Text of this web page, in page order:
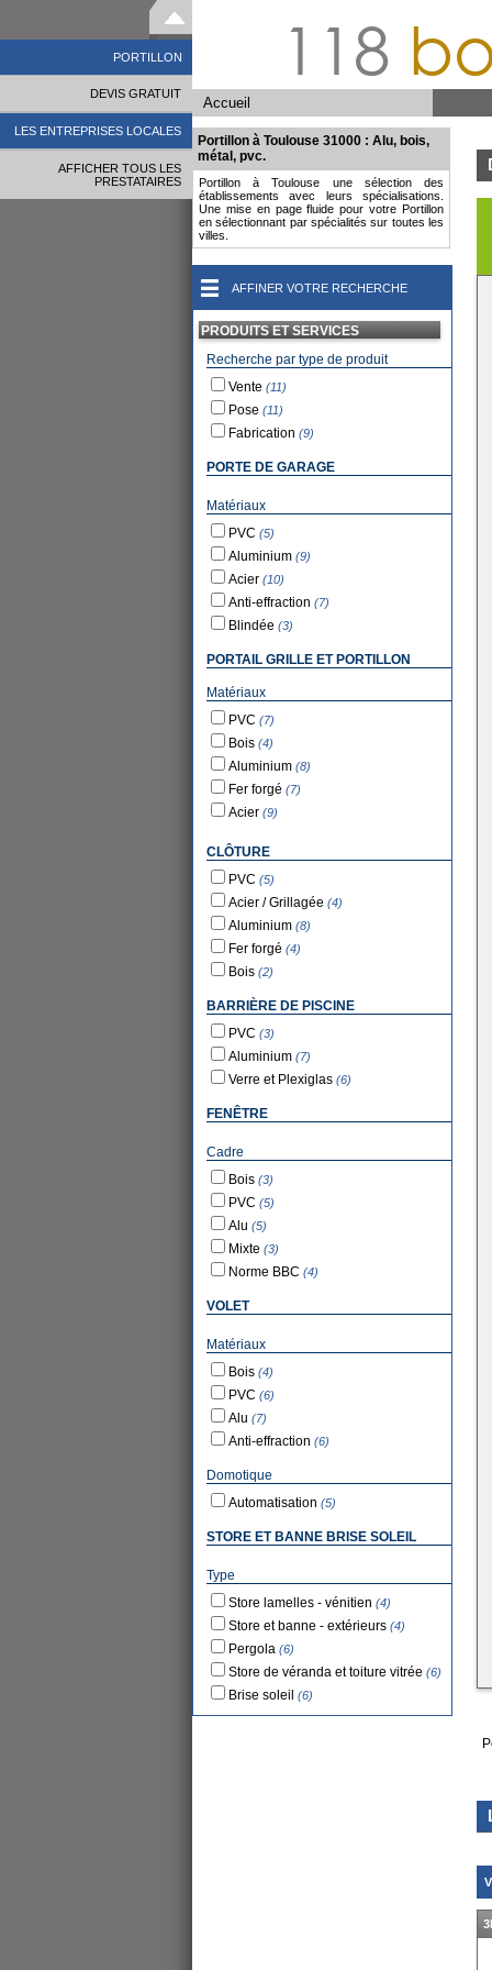
118
Accueil
PORTILLON
DEVIS GRATUIT
LES ENTREPRISES LOCALES
AFFICHER TOUS LES
PRESTATAIRES
Portillon à Toulouse 31000 : Alu, bois,
métal, pvc.
Portillon à Toulouse une sélection des
établissements avec leurs spécialisations.
Une mise en page fluide pour votre Portillon
en sélectionnant par spécialités sur toutes les
villes.
AFFINER VOTRE RECHERCHE
PRODUITS ET SERVICES
Recherche par type de produit
Vente (11)
Pose (11)
Fabrication (9)
PORTE DE GARAGE
Matériaux
PVC (5)
Aluminium (9)
Acier (10)
Anti-effraction (7)
Blindée (3)
PORTAIL GRILLE ET PORTILLON
Matériaux
PVC (7)
Bois (4)
Aluminium (8)
Fer forgé (7)
Acier (9)
CLÔTURE
PVC (5)
Acier / Grillagée (4)
Aluminium (8)
Fer forgé (4)
Bois (2)
BARRIÈRE DE PISCINE
PVC (3)
Aluminium (7)
Verre et Plexiglas (6)
FENÊTRE
Cadre
Bois (3)
PVC (5)
Alu (5)
Mixte (3)
Norme BBC (4)
VOLET
Matériaux
Bois (4)
PVC (6)
Alu (7)
Anti-effraction (6)
Domotique
Automatisation (5)
STORE ET BANNE BRISE SOLEIL
Type
Store lamelles - vénitien (4)
Store et banne - extérieurs (4)
Pergola (6)
Store de véranda et toiture vitrée (6)
Brise soleil (6)